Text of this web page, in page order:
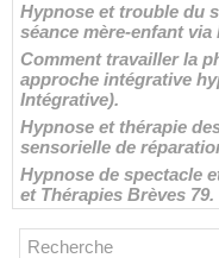
Hypnose et trouble du
séance mère-enfant
Comment travailler la
approche intégrative
Intégrative).
Hypnose et thérapie
sensorielle de
Hypnose de spectacle
et Thérapies Brèves 79.